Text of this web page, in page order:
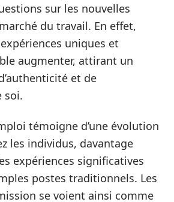
sur les nouvelles
du travail. En effet,
uniques et
augmenter, attirant un
et de
soi.
témoigne d’une évolution
les individus, davantage
expériences significatives
postes traditionnels. Les
se voient ainsi comme